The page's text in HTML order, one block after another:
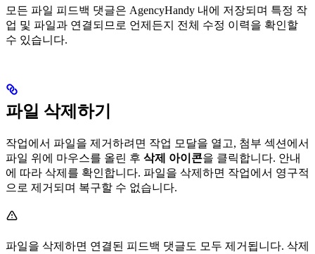
모든 파일 피드백 댓글은 AgencyHandy 내에 저장되며 특정 작
업 및 파일과 연결되므로 언제든지 전체 수정 이력을 확인할
수 있습니다.
파일 삭제하기
작업에서 파일을 제거하려면 작업 모달을 열고, 첨부 섹션에서
파일 위에 마우스를 올린 후 삭제 아이콘을 클릭합니다. 안내
에 따라 삭제를 확인합니다. 파일을 삭제하면 작업에서 영구적
으로 제거되며 복구할 수 없습니다.
파일을 삭제하면 연결된 피드백 댓글도 모두 제거됩니다. 삭제